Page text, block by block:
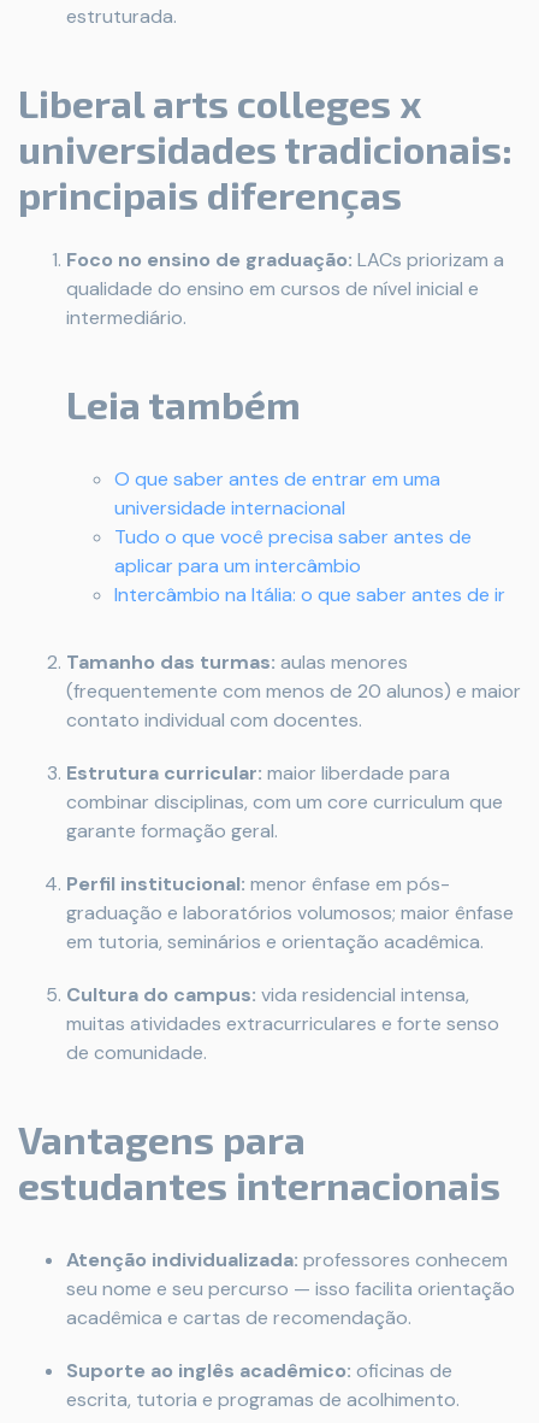
estruturada.
Liberal arts colleges x
universidades tradicionais:
principais diferenças
Foco no ensino de graduação: LACs priorizam a
qualidade do ensino em cursos de nível inicial e
intermediário.
Leia também
O que saber antes de entrar em uma
universidade internacional
Tudo o que você precisa saber antes de
aplicar para um intercâmbio
Intercâmbio na Itália: o que saber antes de ir
Tamanho das turmas: aulas menores
(frequentemente com menos de 20 alunos) e maior
contato individual com docentes.
Estrutura curricular: maior liberdade para
combinar disciplinas, com um core curriculum que
garante formação geral.
Perfil institucional: menor ênfase em pós-
graduação e laboratórios volumosos; maior ênfase
em tutoria, seminários e orientação acadêmica.
Cultura do campus: vida residencial intensa,
muitas atividades extracurriculares e forte senso
de comunidade.
Vantagens para
estudantes internacionais
Atenção individualizada: professores conhecem
seu nome e seu percurso — isso facilita orientação
acadêmica e cartas de recomendação.
Suporte ao inglês acadêmico: oficinas de
escrita, tutoria e programas de acolhimento.